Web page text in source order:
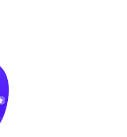
bre!